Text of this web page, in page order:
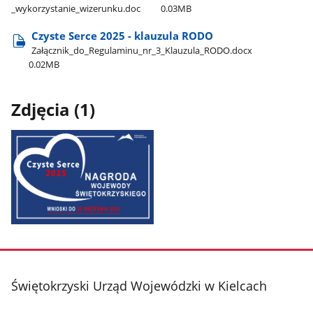
_wykorzystanie​_wizerunku.doc
0.03MB
Czyste Serce 2025 - klauzula RODO
Załącznik​_do​_Regulaminu​_nr​_3​_Klauzula​_RODO.docx
0.02MB
Zdjęcia (1)
zdjęcie
z
galerii.
stopka
Świętokrzyski Urząd Wojewódzki w Kielcach